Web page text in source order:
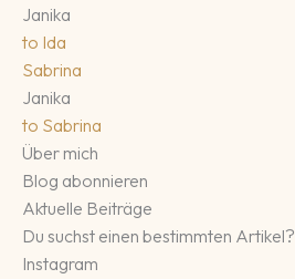
Janika
to Ida
Sabrina
Janika
to Sabrina
Über mich
Blog abonnieren
Aktuelle Beiträge
Du suchst einen bestimmten Artikel?
Instagram